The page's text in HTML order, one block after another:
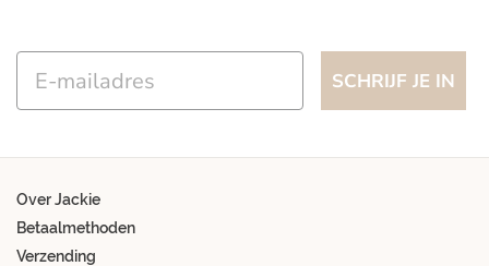
SCHRIJF JE IN
Over Jackie
Betaalmethoden
Verzending